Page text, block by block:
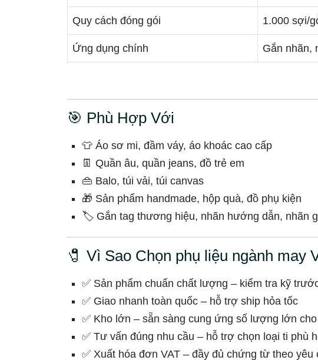
Quy cách đóng gói 1.000 sợi/
Ứng dụng chính Gắn nhãn,
🎯 Phù Hợp Với
👕 Áo sơ mi, đầm váy, áo khoác cao cấp
👖 Quần âu, quần jeans, đồ trẻ em
👜 Balo, túi vải, túi canvas
🎁 Sản phẩm handmade, hộp quà, đồ phụ kiện
🏷️ Gắn tag thương hiệu, nhãn hướng dẫn, nhãn
🧷 Vì Sao Chọn phụ liệu ngành may
✅ Sản phẩm chuẩn chất lượng – kiểm tra kỹ
✅ Giao nhanh toàn quốc – hỗ trợ ship hỏa tốc
✅ Kho lớn – sẵn sàng cung ứng số lượng lớn
✅ Tư vấn đúng nhu cầu – hỗ trợ chọn loại ti phù
✅ Xuất hóa đơn VAT – đầy đủ chứng từ theo yêu